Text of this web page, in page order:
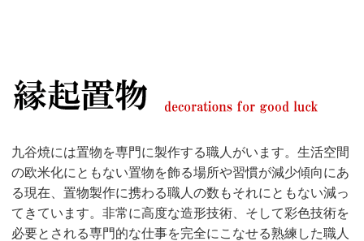
九谷焼には置物を専門に製作する職人がいます。生活空間
の欧米化にともない置物を飾る場所や習慣が減少傾向にあ
る現在、置物製作に携わる職人の数もそれにともない減っ
てきています。非常に高度な造形技術、そして彩色技術を
必要とされる専門的な仕事を完全にこなせる熟練した職人